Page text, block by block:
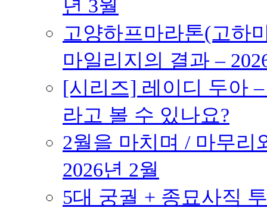
년 3월
고양하프마라톤(고하
마일리지의 결과 –
[시리즈] 레이디 두아
라고 볼 수 있나요?
2월을 마치며 / 마무리
2026년 2월
5대 궁궐 + 종묘사직